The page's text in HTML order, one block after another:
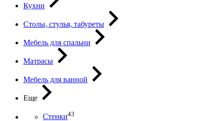
Кухни
Столы, стулья, табуреты
Мебель для спальни
Матрасы
Мебель для ванной
Еще
Стенки43